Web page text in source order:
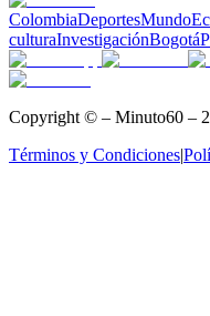
ColombiaDeportesMundo
culturaInvestigaciónBogotá
Copyright © – Minuto60 –
Términos y Condiciones|